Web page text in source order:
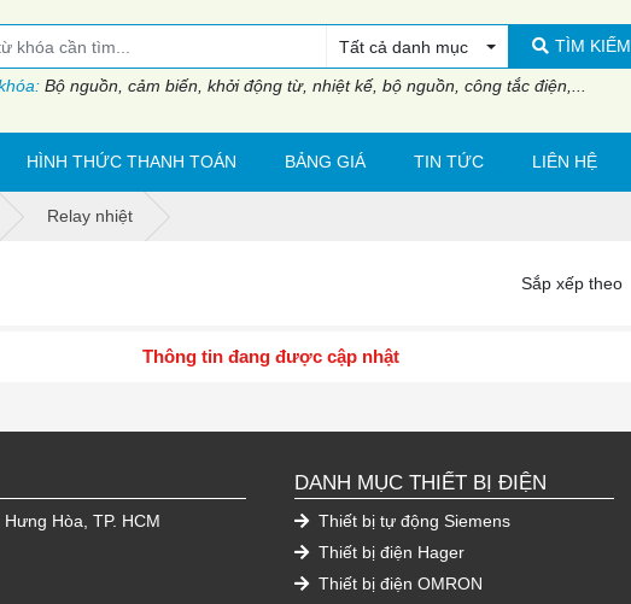
Tất cả danh mục TÌM KIẾM
Bộ nguồn, cảm biến, khởi động từ, nhiệt kế, bộ nguồn, công tắc điện,...
HÌNH THỨC THANH TOÁN BẢNG GIÁ TIN TỨC LIÊN HỆ
Relay nhiệt
Sắp xếp theo
Thông tin đang được cập nhật
Hòa, TP. HCM
DANH MỤC THIẾT BỊ ĐIỆN
Thiết bị tự động Siemens
Thiết bị điện Hager
Thiết bị điện OMRON